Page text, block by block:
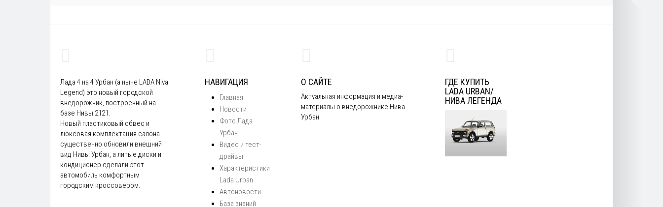
Лада 4 на 4 Урбан (а ныне LADA Niva
Legend) это новый городской
внедорожник, построенный на
базе Нивы 2121.
Новый пластиковый обвес и
люксовая комплектация салона
существенно обновили внешний
вид Нивы Урбан, а литые диски и
кондиционер сделали этот
автомобиль комфортным
городским кроссовером.
НАВИГАЦИЯ
Главная
Новости
Фото Лада
Урбан
Видео и тест-
драйвы
Характеристики
Lada Urban
Автоновости
База знаний
О САЙТЕ
Актуальная информация и медиа-
материалы о внедорожнике Нива
Урбан
ГДЕ КУПИТЬ
LADA URBAN/
НИВА ЛЕГЕНДА